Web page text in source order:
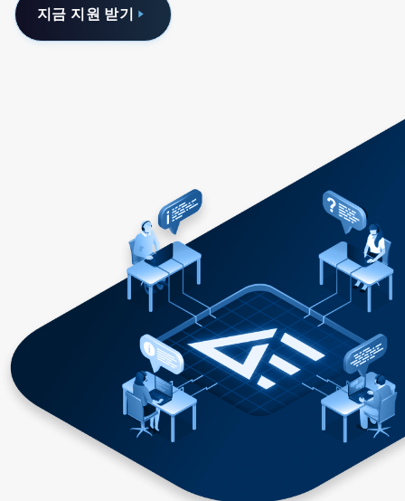
지금 지원 받기